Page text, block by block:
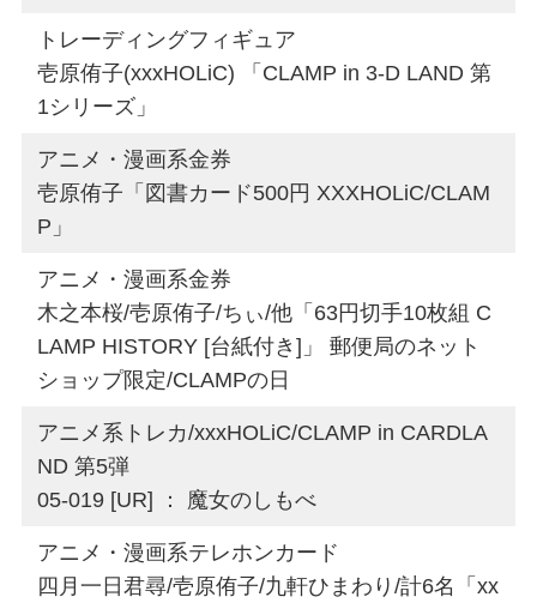
トレーディングフィギュア
壱原侑子(xxxHOLiC) 「CLAMP in 3-D LAND 第
1シリーズ」
アニメ・漫画系金券
壱原侑子「図書カード500円 XXXHOLiC/CLAM
P」
アニメ・漫画系金券
木之本桜/壱原侑子/ちぃ/他「63円切手10枚組 C
LAMP HISTORY [台紙付き]」 郵便局のネット
ショップ限定/CLAMPの日
アニメ系トレカ/xxxHOLiC/CLAMP in CARDLA
ND 第5弾
05-019 [UR] ： 魔女のしもべ
アニメ・漫画系テレホンカード
四月一日君尋/壱原侑子/九軒ひまわり/計6名「xx